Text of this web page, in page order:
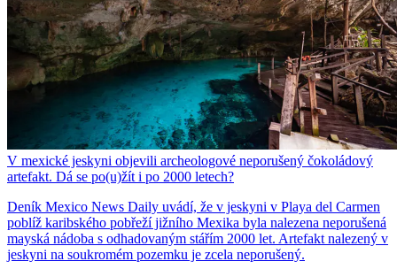
V mexické jeskyni objevili archeologové neporušený čokoládový
artefakt. Dá se po(u)žít i po 2000 letech?
Deník Mexico News Daily uvádí, že v jeskyni v Playa del Carmen
poblíž karibského pobřeží jižního Mexika byla nalezena neporušená
mayská nádoba s odhadovaným stářím 2000 let. Artefakt nalezený v
jeskyni na soukromém pozemku je zcela neporušený.